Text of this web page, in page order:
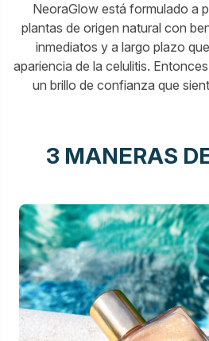
NeoraGlow está formulado a
plantas de origen natural con
inmediatos y a largo plazo
apariencia de la celulitis.
un brillo de confianza que
3 MANERAS